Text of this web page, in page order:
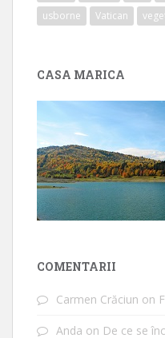
usborne
Vatican
CASA MARICA
COMENTARII
Carmen Crăciun on
Anda on De ce se